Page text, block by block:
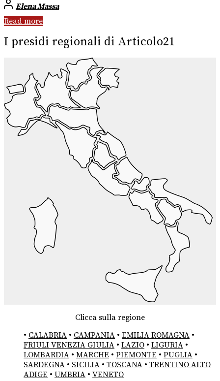
Elena Massa
Read more
I presidi regionali di Articolo21
Clicca sulla regione
• CALABRIA • CAMPANIA • EMILIA ROMAGNA •
FRIULI VENEZIA GIULIA • LAZIO • LIGURIA •
LOMBARDIA • MARCHE • PIEMONTE • PUGLIA •
SARDEGNA • SICILIA • TOSCANA • TRENTINO ALTO
ADIGE • UMBRIA • VENETO